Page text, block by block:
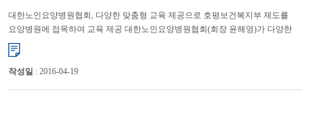
대한노인요양병원협회, 다양한 맞춤형 교육 제공으로 호평보건복지부 제도를
요양병원에 접목하여 교육 제공 대한노인요양병원협회(회장 윤해영)가 다양한
맞춤형 교육을 제공하여 연일 호평을 받고 있다. 협회는 ...
작성일 : 2016-04-19